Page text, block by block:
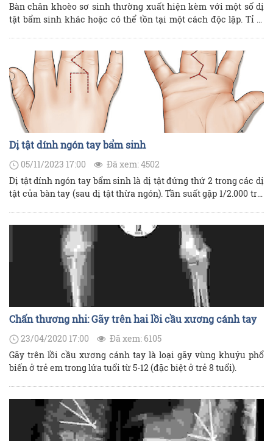
Bàn chân khoèo sơ sinh thường xuất hiện kèm với một số dị
tật bẩm sinh khác hoặc có thể tồn tại một cách độc lập. Tỉ lệ
Dị tật dính ngón tay bẩm sinh
05/11/2023 17:00
Đã xem: 4502
Dị tật dính ngón tay bẩm sinh là dị tật đứng thứ 2 trong các dị
tật của bàn tay (sau dị tật thừa ngón). Tần suất gặp 1/2.000 trẻ,
Chấn thương nhi: Gãy trên hai lồi cầu xương cánh tay
23/04/2020 17:00
Đã xem: 6105
Gãy trên lồi cầu xương cánh tay là loại gãy vùng khuỷu phổ
biến ở trẻ em trong lứa tuổi từ 5-12 (đặc biệt ở trẻ 8 tuổi).